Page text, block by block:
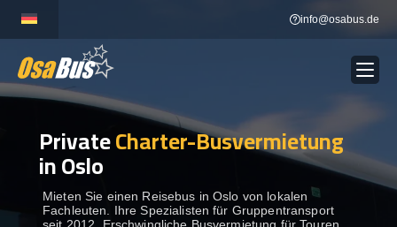
content
info@osabus.de
BUSVERMIETUNG Show dropdown
REISEZIELE Show dropdown
PrivateCharter-Busvermietung
in Oslo
Mieten Sie einen Reisebus in Oslo von lokalen
Fachleuten. Ihre Spezialisten für Gruppentransport